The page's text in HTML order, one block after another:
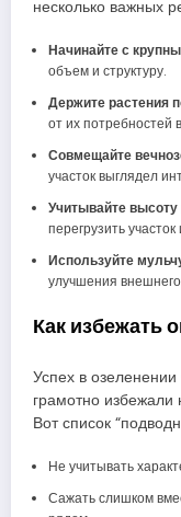
несколько важных
Начинайте с
объем и структуру.
Держите растения
от их потребностей
Совмещайте
участок выглядел
Учитывайте высоту
перегрузить
Используйте
улучшения
Как избежать
Успех в озеленении
грамотно
Вот список
Не учитывать
Сажать слишком